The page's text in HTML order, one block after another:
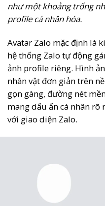
như một khoảng trống
profile cá nhân hóa.
Avatar Zalo mặc định là
hệ thống Zalo tự động
ảnh profile riêng. Hình
nhân vật đơn giản trên
gọn gàng, đường nét
mang dấu ấn cá nhân
với giao diện Zalo.